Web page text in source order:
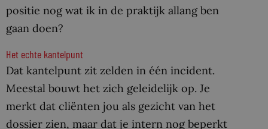
positie nog wat ik in de praktijk allang ben
gaan doen?
Het echte kantelpunt
Dat kantelpunt zit zelden in één incident.
Meestal bouwt het zich geleidelijk op. Je
merkt dat cliënten jou als gezicht van het
dossier zien, maar dat je intern nog beperkt